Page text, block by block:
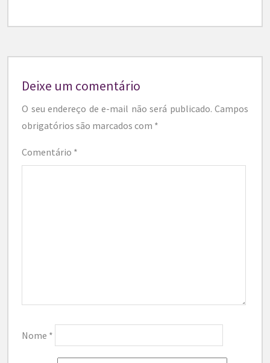
Deixe um comentário
O seu endereço de e-mail não será publicado. Campos
obrigatórios são marcados com *
Comentário *
Nome *